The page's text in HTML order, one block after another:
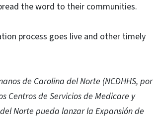
the word to their communities.
process goes live and other timely
de Carolina del Norte (NCDHHS, por
Centros de Servicios de Medicare y
Norte pueda lanzar la Expansión de